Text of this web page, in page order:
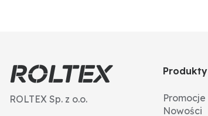
Długość (mm): 20
ROLTEX Sp. z o.o.
Produkty
Promocje
Nowości